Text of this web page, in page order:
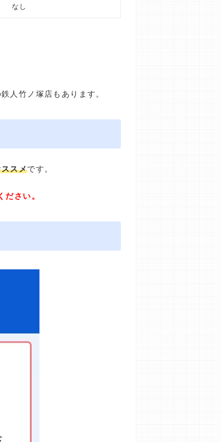
なし
人竹ノ塚店もあります。
スメです。
さい。